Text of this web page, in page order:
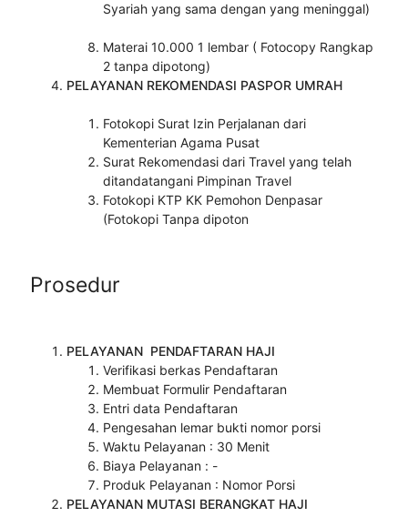
Syariah yang sama dengan yang meninggal)
Materai 10.000 1 lembar ( Fotocopy Rangkap
2 tanpa dipotong)
PELAYANAN REKOMENDASI PASPOR UMRAH
Fotokopi Surat Izin Perjalanan dari
Kementerian Agama Pusat
Surat Rekomendasi dari Travel yang telah
ditandatangani Pimpinan Travel
Fotokopi KTP KK Pemohon Denpasar
(Fotokopi Tanpa dipoton
Prosedur
PELAYANAN PENDAFTARAN HAJI
Verifikasi berkas Pendaftaran
Membuat Formulir Pendaftaran
Entri data Pendaftaran
Pengesahan lemar bukti nomor porsi
Waktu Pelayanan : 30 Menit
Biaya Pelayanan : -
Produk Pelayanan : Nomor Porsi
PELAYANAN MUTASI BERANGKAT HAJI